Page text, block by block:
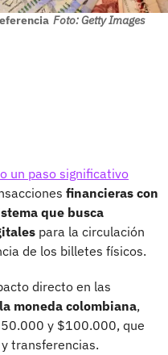
Foto: Getty Images
un paso significativo
financieras con
que busca
para la circulación
de los billetes físicos.
directo en las
moneda colombiana,
y $100.000, que
transferencias.